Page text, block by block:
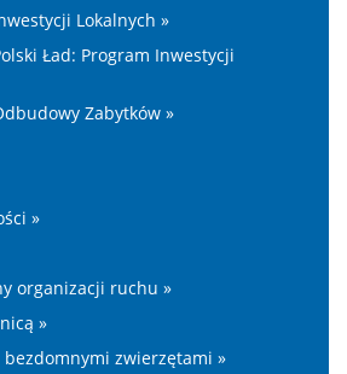
Lokalnych »
Ład: Program Inwestycji
Zabytków »
»
organizacji ruchu »
»
zwierzętami »